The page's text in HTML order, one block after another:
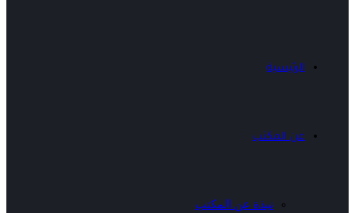
الرئيسية
عن المكتب
نبذة عن المكتب